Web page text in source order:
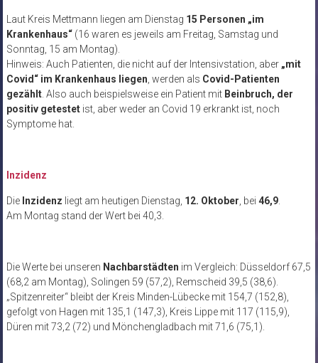
Laut Kreis Mettmann liegen am Dienstag 15 Personen „im
Krankenhaus“ (16 waren es jeweils am Freitag, Samstag und
Sonntag, 15 am Montag).
Hinweis: Auch Patienten, die nicht auf der Intensivstation, aber „mit
Covid“ im Krankenhaus liegen , werden als Covid-Patienten
gezählt. Also auch beispielsweise ein Patient mit Beinbruch, der
positiv getestetist, aber weder an Covid 19 erkrankt ist, noch
Symptome hat.
Inzidenz
Die Inzidenz liegt am heutigen Dienstag, 12. Oktober , bei 46,9.
Am Montag stand der Wert bei 40,3.
Die Werte bei unseren Nachbarstädten im Vergleich: Düsseldorf 67,5
(68,2 am Montag), Solingen 59 (57,2), Remscheid 39,5 (38,6).
„Spitzenreiter“ bleibt der Kreis Minden-Lübecke mit 154,7 (152,8),
gefolgt von Hagen mit 135,1 (147,3), Kreis Lippe mit 117 (115,9),
Düren mit 73,2 (72) und Mönchengladbach mit 71,6 (75,1).